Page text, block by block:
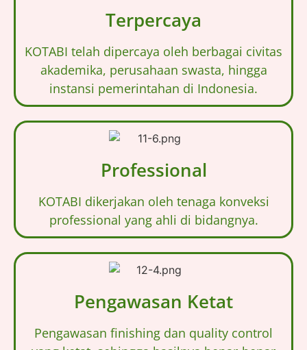
Terpercaya
KOTABI telah dipercaya oleh berbagai civitas
akademika, perusahaan swasta, hingga
instansi pemerintahan di Indonesia.
Professional
KOTABI dikerjakan oleh tenaga konveksi
professional yang ahli di bidangnya.
Pengawasan Ketat
Pengawasan finishing dan quality control